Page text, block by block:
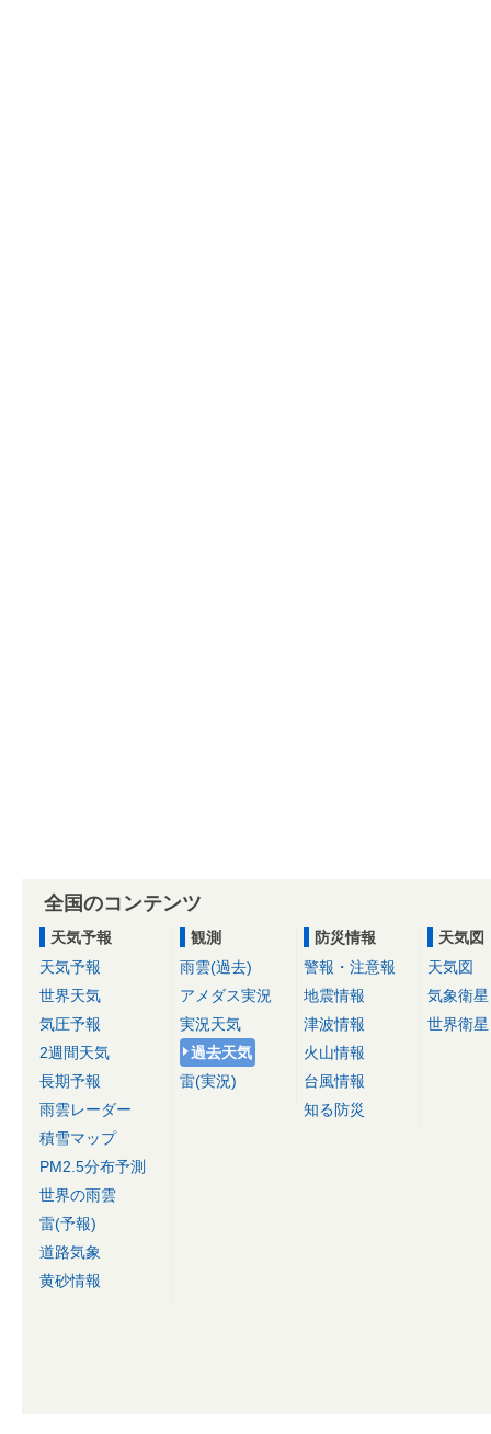
全国のコンテンツ
天気予報
天気予報
世界天気
気圧予報
2週間天気
長期予報
雨雲レーダー
積雪マップ
PM2.5分布予測
世界の雨雲
雷(予報)
道路気象
黄砂情報
観測
雨雲(過去)
アメダス実況
実況天気
過去天気
雷(実況)
防災情報
警報・注意報
地震情報
津波情報
火山情報
台風情報
知る防災
天気図
天気図
気象衛星
世界衛星